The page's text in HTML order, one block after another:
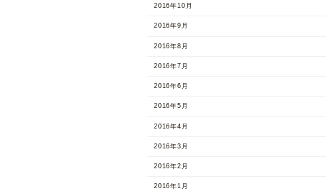
2016年10月
2016年9月
2016年8月
2016年7月
2016年6月
2016年5月
2016年4月
2016年3月
2016年2月
2016年1月